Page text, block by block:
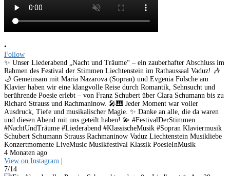
•
Follow
✨ Unser Liederabend „Nacht und Träume“ – ein zauberhafter Abschluss im
Rahmen des Festival der Stimmen Liechtenstein im Rathaussaal Vaduz! 🎶
🌙 Gemeinsam mit Maria Nazarova (Sopran) und Evgenia Fölsche am
Klavier haben wir eine klangvolle Reise durch Romantik, Sehnsucht und
berührende Poesie erlebt – von Franz Schubert über Clara Schumann bis zu
Richard Strauss und Rachmaninow. 🎤🎹 Jeder Moment war voller
Ausdruck, Tiefe und musikalischer Magie. ✨ Danke an alle, die da waren
und diesen Abend mit uns geteilt haben! 💫 #FestivalDerStimmen
#NachtUndTräume #Liederabend #KlassischeMusik #Sopran Klaviermusik
Schubert Schumann Strauss Rachmaninow Vaduz Liechtenstein Musikliebe
Konzertmomente LiveMusic Musikfestival Klassik PoesieInMusik
4 Monaten ago
View on Instagram |
7/14